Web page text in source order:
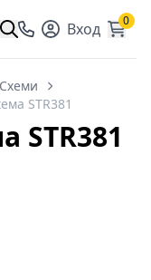
Вход 0
STR381
STR381